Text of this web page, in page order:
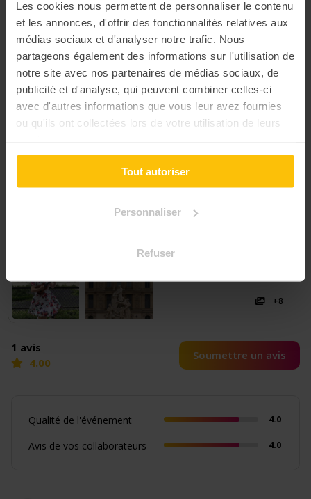
Les cookies nous permettent de personnaliser le contenu
et les annonces, d'offrir des fonctionnalités relatives aux
médias sociaux et d'analyser notre trafic. Nous
partageons également des informations sur l'utilisation de
notre site avec nos partenaires de médias sociaux, de
publicité et d'analyse, qui peuvent combiner celles-ci
avec d'autres informations que vous leur avez fournies
ou qu'ils ont collectées lors de votre utilisation de leurs
Tout autoriser
Personnaliser
Refuser
+8
1 avis
4.00
Soumettre un avis
Qualité de l'événement 4.0
Avis de vos collaborateurs 4.0